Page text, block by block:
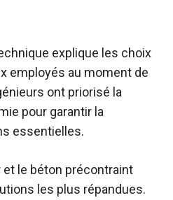
explique les choix
employés au moment de
ont priorisé la
pour garantir la
essentielles.
le béton précontraint
les plus répandues.